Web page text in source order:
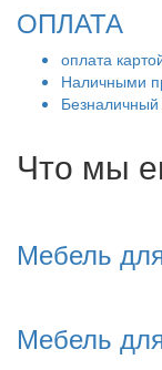
ОПЛАТА
оплата
Наличными
Безналичный
Что мы
Мебель
Мебель